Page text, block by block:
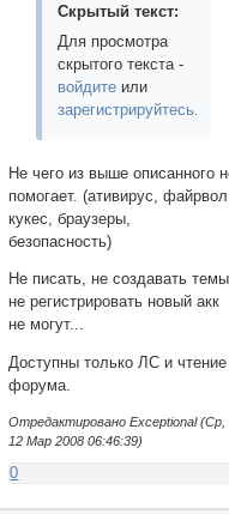
Скрытый текст:
Для просмотра
скрытого текста -
войдите или
зарегистрируйтесь.
Не чего из выше описанного
помогает. (ативирус,
кукес, браузеры,
безопасность)
Не писать, не создавать
не регистрировать новый акк
не могут...
Доступны только ЛС и чтение
форума.
Отредактировано Exceptional (Ср,
12 Мар 2008 06:46:39)
0